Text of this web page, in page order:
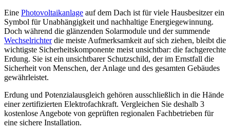
Eine Photovoltaikanlage auf dem Dach ist für viele Hausbesitzer ein
Symbol für Unabhängigkeit und nachhaltige Energiegewinnung.
Doch während die glänzenden Solarmodule und der summende
Wechselrichterdie meiste Aufmerksamkeit auf sich ziehen, bleibt die
wichtigste Sicherheitskomponente meist unsichtbar: die fachgerechte
Erdung. Sie ist ein unsichtbarer Schutzschild, der im Ernstfall die
Sicherheit von Menschen, der Anlage und des gesamten Gebäudes
gewährleistet.
Erdung und Potenzialausgleich gehören ausschließlich in die Hände
einer zertifizierten Elektrofachkraft. Vergleichen Sie deshalb 3
kostenlose Angebote von geprüften regionalen Fachbetrieben für
eine sichere Installation.